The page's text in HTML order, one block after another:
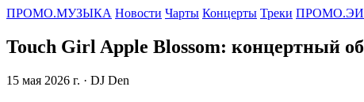
ПРОМО.МУЗЫКА Новости Чарты Концерты Треки
Touch Girl Apple Blossom: концертный
15 мая 2026 г. · DJ Den